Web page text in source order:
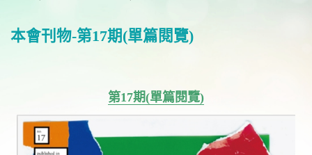
本會刊物-第17期(單篇閱覽)
第17期(單篇閱覽)